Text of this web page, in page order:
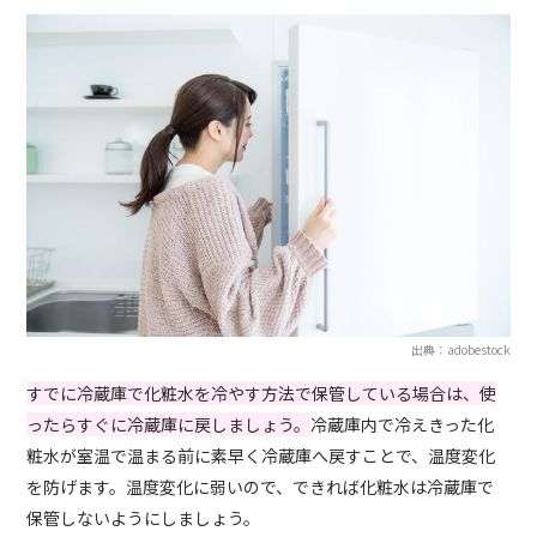
出典：adobestock
すでに冷蔵庫で化粧水を冷やす方法で保管している場合は、使
ったらすぐに冷蔵庫に戻しましょう。冷蔵庫内で冷えきった化
粧水が室温で温まる前に素早く冷蔵庫へ戻すことで、温度変化
を防げます。温度変化に弱いので、できれば化粧水は冷蔵庫で
保管しないようにしましょう。